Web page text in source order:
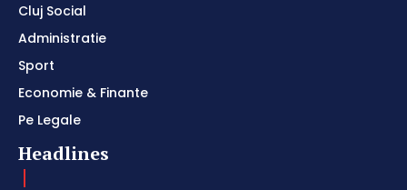
Cluj Social
Administratie
Sport
Economie & Finante
Pe Legale
Headlines